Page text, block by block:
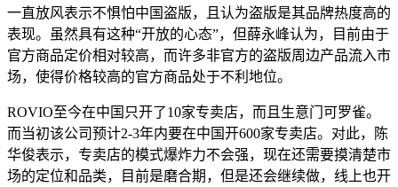
一直放风表示不惧怕中国盗版，且认为盗版是其品牌热度高的
表现。虽然具有这种“开放的心态”，但薛永峰认为，目前由于
官方商品定价相对较高，而许多非官方的盗版周边产品流入市
场，使得价格较高的官方商品处于不利地位。
ROVIO至今在中国只开了10家专卖店，而且生意门可罗雀。
而当初该公司预计2-3年内要在中国开600家专卖店。对此，陈
华俊表示，专卖店的模式爆炸力不会强，现在还需要摸清楚市
场的定位和品类，目前是磨合期，但是还会继续做，线上也开